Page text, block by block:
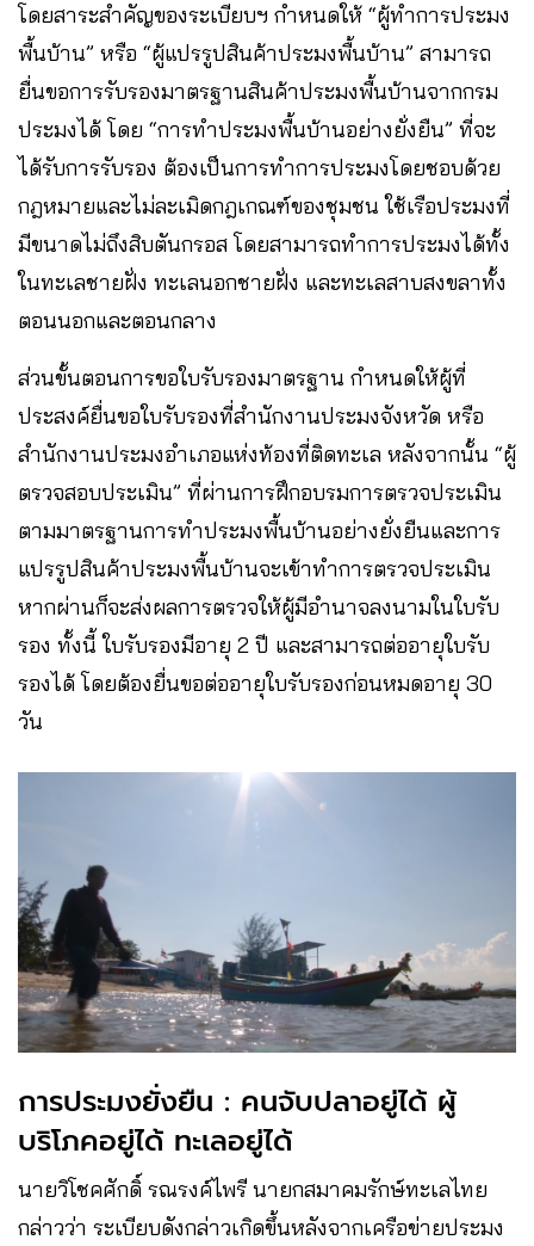
โดยสาระสำคัญของระเบียบฯ กำหนดให้ “ผู้ทำการประมง
พื้นบ้าน” หรือ “ผู้แปรรูปสินค้าประมงพื้นบ้าน” สามารถ
ยื่นขอการรับรองมาตรฐานสินค้าประมงพื้นบ้านจากกรม
ประมงได้ โดย “การทำประมงพื้นบ้านอย่างยั่งยืน” ที่จะ
ได้รับการรับรอง ต้องเป็นการทำการประมงโดยชอบด้วย
กฎหมายและไม่ละเมิดกฎเกณฑ์ของชุมชน ใช้เรือประมงที่
มีขนาดไม่ถึงสิบตันกรอส โดยสามารถทำการประมงได้ทั้ง
ในทะเลชายฝั่ง ทะเลนอกชายฝั่ง และทะเลสาบสงขลาทั้ง
ตอนนอกและตอนกลาง
ส่วนขั้นตอนการขอใบรับรองมาตรฐาน กำหนดให้ผู้ที่
ประสงค์ยื่นขอใบรับรองที่สำนักงานประมงจังหวัด หรือ
สำนักงานประมงอำเภอแห่งท้องที่ติดทะเล หลังจากนั้น “ผู้
ตรวจสอบประเมิน” ที่ผ่านการฝึกอบรมการตรวจประเมิน
ตามมาตรฐานการทำประมงพื้นบ้านอย่างยั่งยืนและการ
แปรรูปสินค้าประมงพื้นบ้านจะเข้าทำการตรวจประเมิน
หากผ่านก็จะส่งผลการตรวจให้ผู้มีอำนาจลงนามในใบรับ
รอง ทั้งนี้ ใบรับรองมีอายุ 2 ปี และสามารถต่ออายุใบรับ
รองได้ โดยต้องยื่นขอต่ออายุใบรับรองก่อนหมดอายุ 30
วัน
การประมงยั่งยืน : คนจับปลาอยู่ได้ ผู้
บริโภคอยู่ได้ ทะเลอยู่ได้
นายวิโชคศักดิ์ รณรงค์ไพรี นายกสมาคมรักษ์ทะเลไทย
กล่าวว่า ระเบียบดังกล่าวเกิดขึ้นหลังจากเครือข่ายประมง